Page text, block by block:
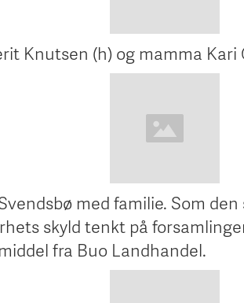
Knutsen (h) og mamma Kari
med familie. Som
skyld tenkt på
fra Buo Landhandel.